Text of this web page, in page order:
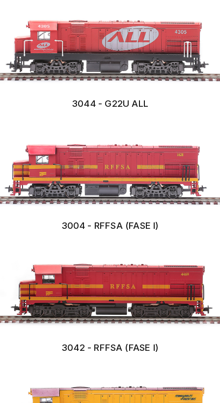
3044 - G22U ALL
3004 - RFFSA (FASE I)
3042 - RFFSA (FASE I)